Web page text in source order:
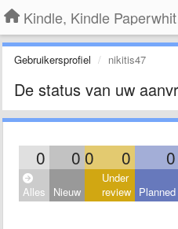
Gebruikersprofiel nikitis47
De status van uw
0 0 0 0 0
Alles Nieuw
Under
review Planned